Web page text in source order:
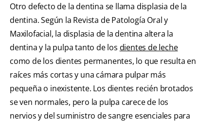
Otro defecto de la dentina se llama displasia de la
dentina. Según la Revista de Patología Oral y
Maxilofacial, la displasia de la dentina altera la
dentina y la pulpa tanto de los dientes de leche
como de los dientes permanentes, lo que resulta en
raíces más cortas y una cámara pulpar más
pequeña o inexistente. Los dientes recién brotados
se ven normales, pero la pulpa carece de los
nervios y del suministro de sangre esenciales para